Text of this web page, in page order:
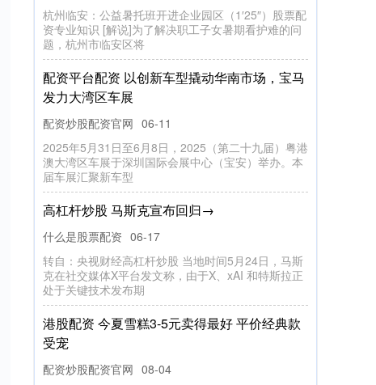
正规杠杆炒股平台 紧急救援! 广州海事部门成
功救助外轮中暑船员
什么是股票配资
07-29
7月27日，广州海事局接到求助称，一名外轮船员中
暑，情况紧急，急需救助。广州海事部门立即开展应
配资查询门户导航 纳指在特朗普与普京会谈结
果揭晓前收跌0.4%，小盘股指和银行板块本周
涨超3%
配资炒股配资官网 08-16
标普500指数收跌18.74点，跌幅0.29%配资查询门户
导航，报6449.80点，本周累计上涨0.94%。 道琼斯
工业